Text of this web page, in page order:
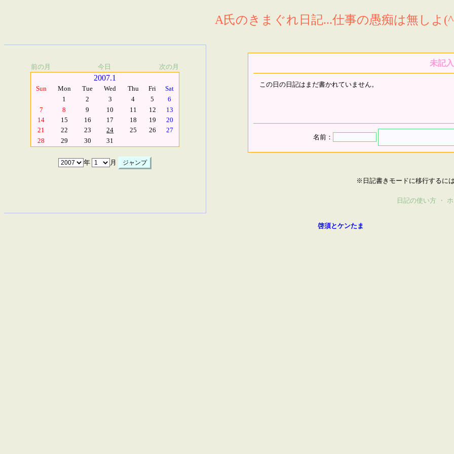
A氏のきまぐれ日記...仕事の愚痴は無しよ
前の月 今日 次の月
2007.1
Sun Mon Tue Wed Thu Fri
Sat
1
2 3 4 5
6
7
8 9 10 11 12
13
14
15 16 17 18 19
20
21
22 23 24 25 26
27
28
29 30 31
年 月
未記入
この日の日記はまだ書かれていません。
名前：
※日記書きモードに移行するに
日記の使い方 ・
啓須とケンたま